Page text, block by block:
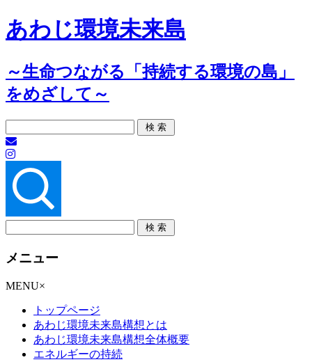
あわじ環境未来島
～生命つながる「持続する環境の島」
をめざして～
メニュー
コ
MENU×
トップページ
あわじ環境未来島構想とは
あわじ環境未来島構想全体概要
エネルギーの持続